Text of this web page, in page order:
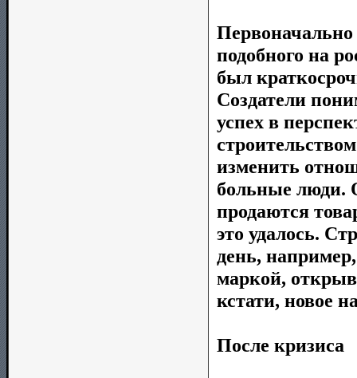
подобного на
был
Создатели
успех в
изменить
больные люди.
продаются
это удалось.
день,
маркой,
кстати, новое
После кризиса